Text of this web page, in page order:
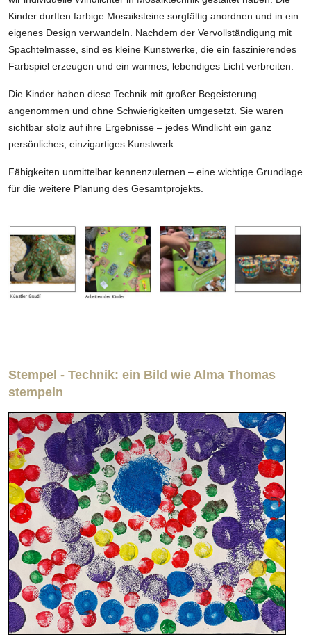
Kinder durften farbige Mosaiksteine sorgfältig anordnen und in ein
eigenes Design verwandeln. Nachdem der Vervollständigung mit
Spachtelmasse, sind es kleine Kunstwerke, die ein faszinierendes
Farbspiel erzeugen und ein warmes, lebendiges Licht verbreiten.
Die Kinder haben diese Technik mit großer Begeisterung
angenommen und ohne Schwierigkeiten umgesetzt. Sie waren
sichtbar stolz auf ihre Ergebnisse – jedes Windlicht ein ganz
persönliches, einzigartiges Kunstwerk.
Fähigkeiten unmittelbar kennenzulernen – eine wichtige Grundlage
für die weitere Planung des Gesamtprojekts.
Stempel - Technik: ein Bild wie Alma Thomas
stempeln